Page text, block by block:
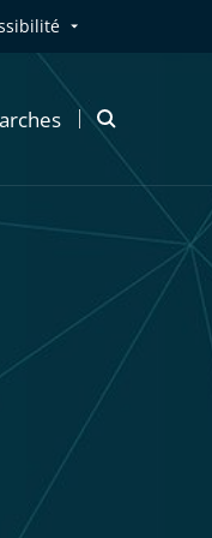
Ouvrir
modale
recherche